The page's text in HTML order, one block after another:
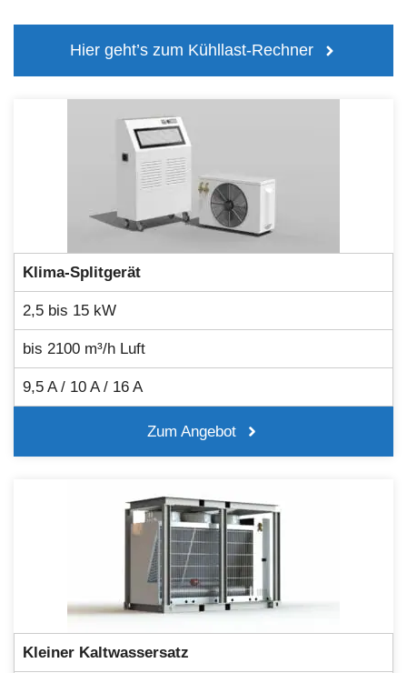
Hier geht’s zum Kühllast-Rechner
Klima-Splitgerät
2,5 bis 15 kW
bis 2100 m³/h Luft
9,5 A / 10 A / 16 A
Zum Angebot
Kleiner Kaltwassersatz